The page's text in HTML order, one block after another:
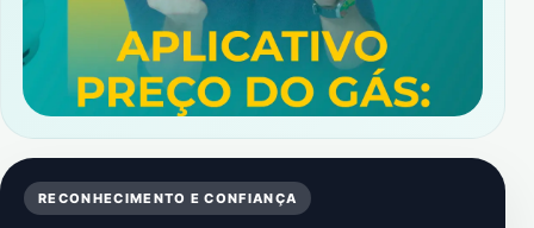
RECONHECIMENTO E CONFIANÇA